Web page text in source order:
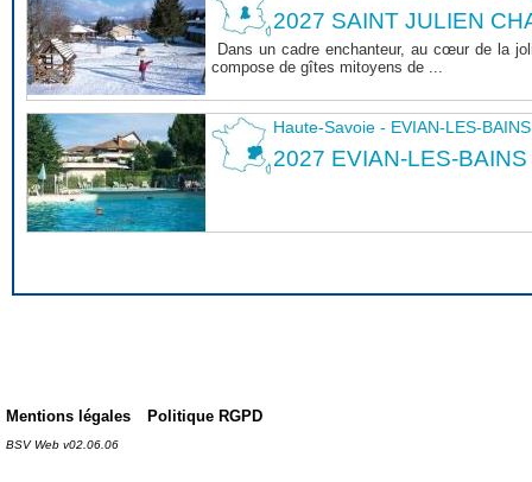
2027 SAINT JULIEN
Dans un cadre enchanteur, au cœur de la
compose de gîtes mitoyens de ...
Haute-Savoie - EVIAN-LES-BAINS
2027 EVIAN-LES-BAINS
Mentions légales Politique RGPD
BSV Web v02.06.06